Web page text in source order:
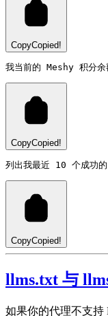
CopyCopied!
CopyCopied!
CopyCopied!
llms.txt 与
如果你的代理不支持